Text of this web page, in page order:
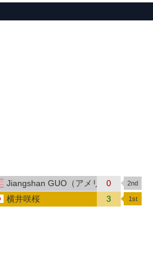
Jiangshan GUO（アメリカ）
0
横井咲桜
3